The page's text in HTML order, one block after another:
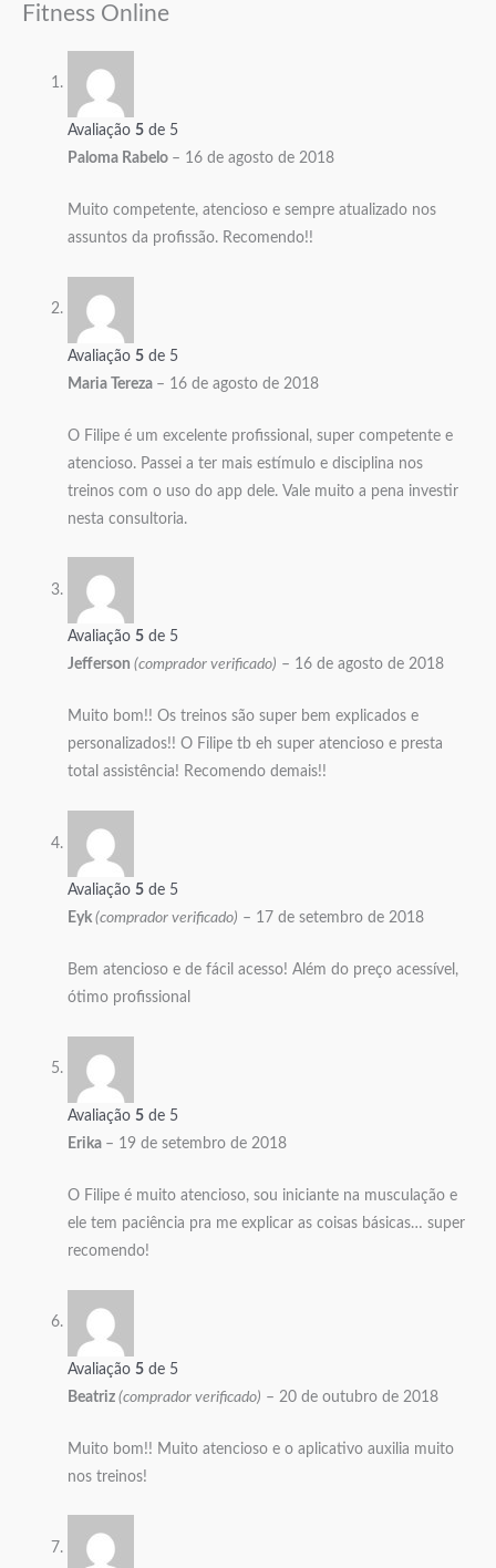
Fitness Online
Avaliação5 de 5
Paloma Rabelo – 16 de agosto de 2018
Muito competente, atencioso e sempre atualizado nos
assuntos da profissão. Recomendo!!
Avaliação5 de 5
Maria Tereza – 16 de agosto de 2018
O Filipe é um excelente profissional, super competente e
atencioso. Passei a ter mais estímulo e disciplina nos
treinos com o uso do app dele. Vale muito a pena investir
nesta consultoria.
Avaliação5 de 5
Jefferson(comprador verificado) – 16 de agosto de 2018
Muito bom!! Os treinos são super bem explicados e
personalizados!! O Filipe tb eh super atencioso e presta
total assistência! Recomendo demais!!
Avaliação5 de 5
Eyk(comprador verificado) – 17 de setembro de 2018
Bem atencioso e de fácil acesso! Além do preço acessível,
ótimo profissional
Avaliação5 de 5
Erika – 19 de setembro de 2018
O Filipe é muito atencioso, sou iniciante na musculação e
ele tem paciência pra me explicar as coisas básicas… super
recomendo!
Avaliação5 de 5
Beatriz(comprador verificado) – 20 de outubro de 2018
Muito bom!! Muito atencioso e o aplicativo auxilia muito
nos treinos!